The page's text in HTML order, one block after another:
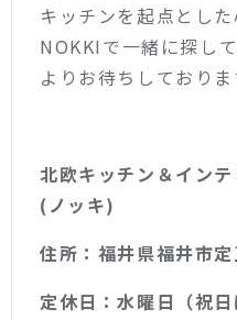
キッチンを起点とした
NOKKIで一緒に探し
よりお待ちしておりま
北欧キッチン＆イン
(ノッキ)
住所：福井県福井市
定休日：水曜日（祝日